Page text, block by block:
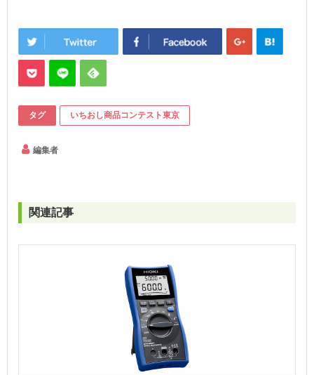
タグ いちおし商品コンテスト東京
編集者
関連記事